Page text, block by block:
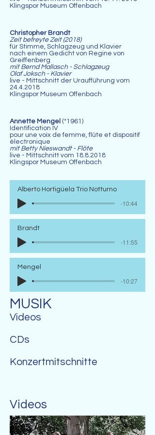
Klingspor Museum Offenbach
Christopher Brandt
Zeit befreyte Zeit (2018)
für Stimme, Schlagzeug und Klavier
nach einem Gedicht von Regine von
Greiffenberg
mit Bernd Mallasch - Schlagzeug
Olaf Joksch - Klavier
live - Mittschnitt der Uraufführung vom
24.4.2018
Klingspor Museum Offenbach
Annette Mengel (*1961)
Identification IV
pour une voix de femme, flûte et dispositif
électronique
mit Betty Nieswandt - Flöte
live - Mittschnitt vom 18.8.2018
Klingspor Museum Offenbach
Alberto Hortigüela Trio Notturno
-10:44
Brandt
-11:55
Mengel
-10:27
MUSIK
Videos
CDs
Konzertmitschnitte
Videos